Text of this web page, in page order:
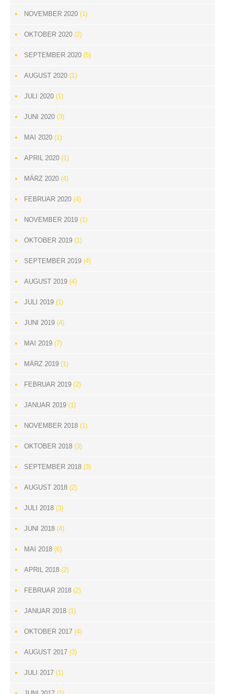
NOVEMBER 2020 (1)
OKTOBER 2020 (2)
SEPTEMBER 2020 (5)
AUGUST 2020 (1)
JULI 2020 (1)
JUNI 2020 (3)
MAI 2020 (1)
APRIL 2020 (1)
MÄRZ 2020 (4)
FEBRUAR 2020 (4)
NOVEMBER 2019 (1)
OKTOBER 2019 (1)
SEPTEMBER 2019 (4)
AUGUST 2019 (4)
JULI 2019 (1)
JUNI 2019 (4)
MAI 2019 (7)
MÄRZ 2019 (1)
FEBRUAR 2019 (2)
JANUAR 2019 (1)
NOVEMBER 2018 (1)
OKTOBER 2018 (3)
SEPTEMBER 2018 (3)
AUGUST 2018 (2)
JULI 2018 (3)
JUNI 2018 (4)
MAI 2018 (6)
APRIL 2018 (2)
FEBRUAR 2018 (2)
JANUAR 2018 (1)
OKTOBER 2017 (4)
AUGUST 2017 (3)
JULI 2017 (1)